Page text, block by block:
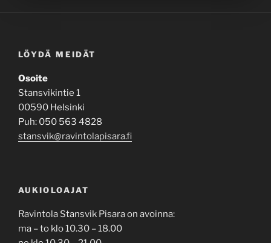
LÖYDÄ MEIDÄT
Osoite
Stansvikintie 1
00590 Helsinki
Puh: 050 563 4828
stansvik@ravintolapisara.fi
AUKIOLOAJAT
Ravintola Stansvik Pisara on avoinna:
ma – to klo 10.30 – 18.00